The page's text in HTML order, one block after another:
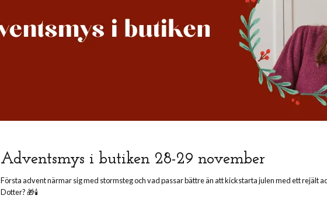
Adventsmys i butiken 28-29 november
Första advent närmar sig med stormsteg och vad passar bättre än att kickstarta julen med ett rejält
Dotter? 🎁🕯️